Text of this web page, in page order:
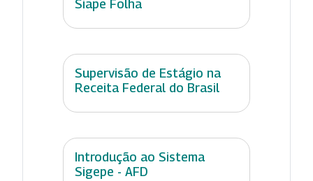
Siape Folha
Supervisão de Estágio na
Receita Federal do Brasil
Introdução ao Sistema
Sigepe - AFD